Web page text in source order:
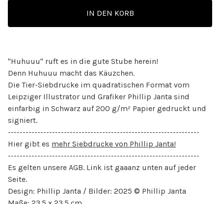
IN DEN KORB
"Huhuuu" ruft es in die gute Stube herein!
Denn Huhuuu macht das Käuzchen.
Die Tier-Siebdrucke im quadratischen Format vom
Leipziger Illustrator und Grafiker Phillip Janta sind
einfarbig in Schwarz auf 200 g/m² Papier gedruckt und
signiert.
-----------------------------------------------------------------
Hier gibt es mehr Siebdrucke von Phillip Janta!
-----------------------------------------------------------------
Es gelten unsere AGB. Link ist gaaanz unten auf jeder
Seite.
Design: Phillip Janta / Bilder: 2025 © Phillip Janta